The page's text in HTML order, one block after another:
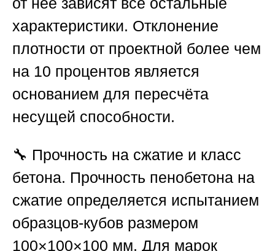
характеристики. Отклонение
плотности от проектной более чем
на 10 процентов является
основанием для пересчёта
несущей способности.
🔧 Прочность на сжатие и класс
бетона. Прочность пенобетона на
сжатие определяется испытанием
образцов-кубов размером
100×100×100 мм. Для марок